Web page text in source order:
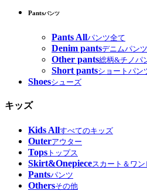
Pantsパンツ
Pants Allパンツ全て
Denim pantsデニムパンツ
Other pants総柄&チノパ
Short pantsショートパン
Shoesシューズ
キッズ
Kids Allすべてのキッズ
Outerアウター
Tops トップス
Skirt&Onepieceスカート＆ワン
Pantsパンツ
Othersその他